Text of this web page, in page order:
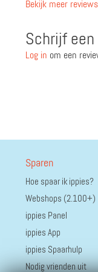
Bekijk meer reviews
Schrijf
Log in om een
Sparen
Hoe spaar ik ippies?
Webshops (2.100+)
ippies Panel
ippies App
ippies Spaarhulp
Nodig vrienden uit